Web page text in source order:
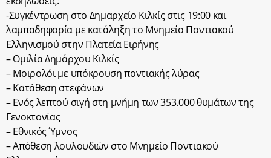
-Συγκέντρωση στο Δημαρχείο Κιλκίς στις 19:00 και
λαμπαδηφορία με κατάληξη το Μνημείο Ποντιακού
Ελληνισμού στην Πλατεία Ειρήνης
– Ομιλία Δημάρχου Κιλκίς
– Μοιρολόι με υπόκρουση ποντιακής λύρας
– Κατάθεση στεφάνων
– Ενός λεπτού σιγή στη μνήμη των 353.000 θυμάτων της
Γενοκτονίας
– Εθνικός Ύμνος
– Απόθεση λουλουδιών στο Μνημείο Ποντιακού